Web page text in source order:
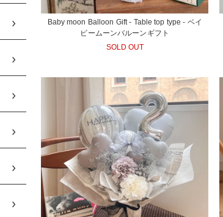
Baby moon Balloon Gift - Table top type - ベイ
ビームーンバルーンギフト
SOLD OUT